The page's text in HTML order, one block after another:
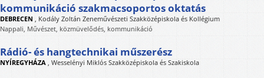
kommunikáció szakmacsoportos oktatás
DEBRECEN , Kodály Zoltán Zeneművészeti Szakközépiskola és Kollégium
Nappali, Művészet, közmüvelődés, kommunikáció
Rádió- és hangtechnikai műszerész
NYÍREGYHÁZA , Wesselényi Miklós Szakközépiskola és Szakiskola